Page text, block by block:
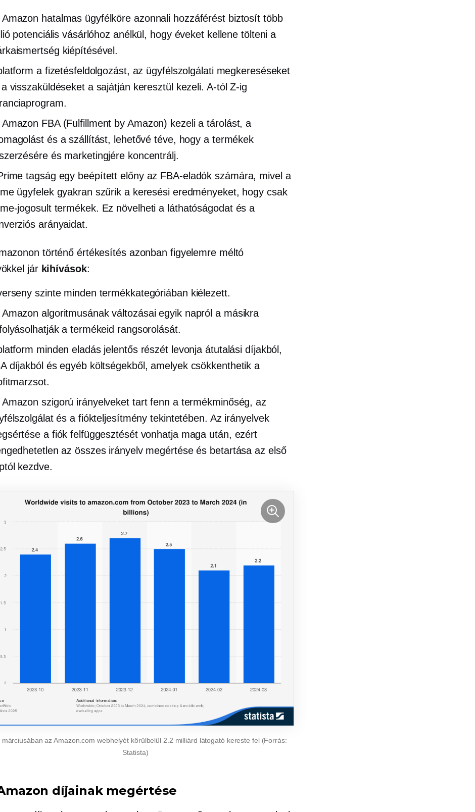
Amazon hatalmas ügyfélköre azonnali hozzáférést biztosít több
potenciális vásárlóhoz anélkül, hogy éveket kellene tölteni a
kiépítésével.
a fizetésfeldolgozást, az ügyfélszolgálati megkereséseket
visszaküldéseket a sajátján keresztül kezeli. A-tól Z-ig
Amazon FBA (Fulfillment by Amazon) kezeli a tárolást, a
és a szállítást, lehetővé téve, hogy a termékek
és marketingjére koncentrálj.
tagság egy beépített előny az FBA-eladók számára, mivel a
ügyfelek gyakran szűrik a keresési eredményeket, hogy csak
jogosulttermékek. Ez növelheti a láthatóságodat és a
arányaidat.
történő értékesítés azonban figyelemre méltó
jár kihívások:
szinte minden termékkategóriában kiélezett.
Amazon algoritmusának változásai egyik napról a másikra
a termékeid rangsorolását.
minden eladás jelentős részét levonja átutalási díjakból,
díjakból és egyéb költségekből, amelyek csökkenthetik a
Amazon szigorú irányelveket tart fenn a termékminőség, az
és a fiókteljesítmény tekintetében. Az irányelvek
a fiók felfüggesztését vonhatja maga után, ezért
az összes irányelv megértése és betartása az első
kezdve.
márciusában az Amazon.com webhelyét körülbelül 2.2 milliárd látogató kereste fel (Forrás:
Statista)
díjainak megértése